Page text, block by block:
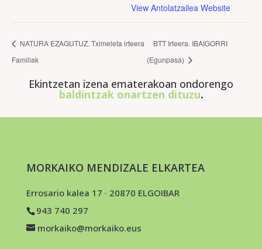
View Antolatzailea Website
NATURA EZAGUTUZ. Tximeleta irteera
Familiak
BTT Irteera. IBAIGORRI
(Egunpasa)
Ekintzetan izena ematerakoan ondorengo
baldintzak onartzen dituzu.
MORKAIKO MENDIZALE ELKARTEA
Errosario kalea 17 · 20870 ELGOIBAR
943 740 297
morkaiko@morkaiko.eus